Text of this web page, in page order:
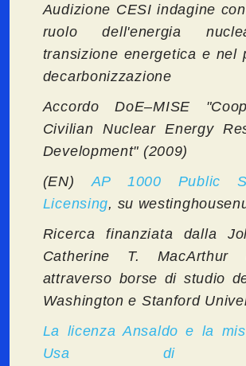
Audizione CESI indagine
ruolo dell'energia
transizione energetica e nel
decarbonizzazione
Accordo DoE–MISE
Civilian Nuclear Energy
Development" (2009)
(EN) AP 1000 Public
Licensing, su
Ricerca finanziata dalla
Catherine T. MacArthur
attraverso borse di studio
Washington e Stanford
La licenza Ansaldo e la
Usa di